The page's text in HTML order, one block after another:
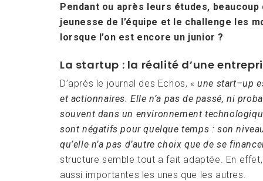
Pendant ou après leurs études,
jeunesse de l’équipe et le challenge les
lorsque l’on est encore un junior ?
La startup : la réalité d’une
D’après le journal des Echos, «une start–up
et actionnaires. Elle n’a pas de passé, ni
souvent dans un environnement
sont négatifs pour quelque temps : son
qu’elle n’a pas d’autre choix que de se
structure semble tout a fait adaptée. En
aussi importantes les unes que les autres.